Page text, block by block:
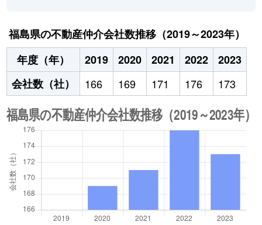
福島県の不動産仲介会社数推移（2019～2023年）
年度（年）
2019 2020 2021 2022
2023
会社数（社）
166 169 171 176 173